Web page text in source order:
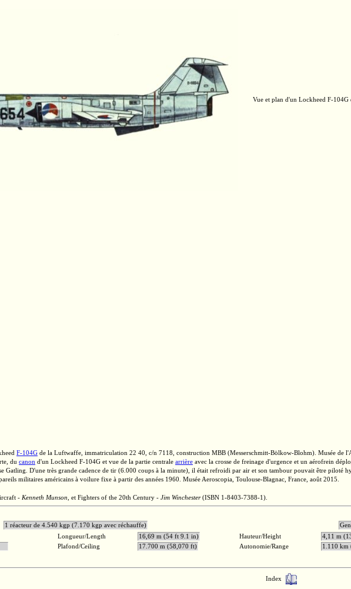
Vue et plan d'un Lockheed F-104G
F-104G de la Luftwaffe, immatriculation 22 40, c/n 7118, construction MBB (Messerschmitt-Bölkow-Blohm). Musée de
du canon d'un Lockheed F-104G et vue de la partie centrale arrière avec la crosse de freinage d'urgence et un aérofrein
Gatling. D'une très grande cadence de tir (6.000 coups à la minute), il était refroidi par air et son tambour pouvait être piloté
militaires américains à voilure fixe à partir des années 1960. Musée Aeroscopia, Toulouse-Blagnac, France, août 2015.
- Kenneth Munson et Fighters of the 20th Century - Jim Winchester(ISBN 1-8403-7388-1).
1 réacteur de 4.540 kgp (7.170 kgp avec réchauffe)
Longueur/Length 16,69 m (54 ft 9.1 in) Hauteur/Height 4,11 m
Plafond/Ceiling 17.700 m (58,070 ft) Autonomie/Range 1.110 km
Index